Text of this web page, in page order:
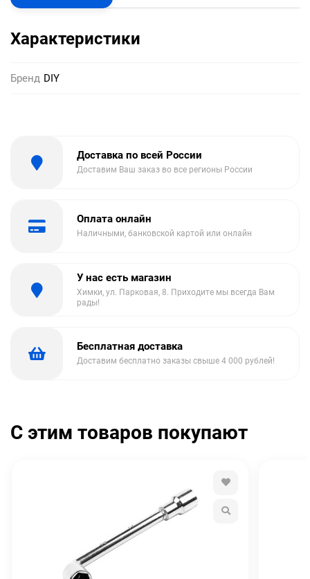
Характеристики
Бренд DIY
Доставка по всей России
Доставим Ваш заказ во все регионы России
Оплата онлайн
Наличными, банковской картой или онлайн
У нас есть магазин
Химки, ул. Парковая, 8. Приходите мы всегда Вам
рады!
Бесплатная доставка
Доставим бесплатно заказы свыше 4 000 рублей!
С этим товаров покупают